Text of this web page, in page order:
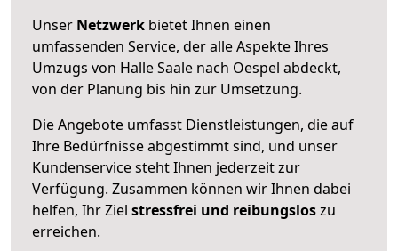
Unser Netzwerk bietet Ihnen einen
umfassenden Service, der alle Aspekte Ihres
Umzugs von Halle Saale nach Oespel abdeckt,
von der Planung bis hin zur Umsetzung.
Die Angebote umfasst Dienstleistungen, die auf
Ihre Bedürfnisse abgestimmt sind, und unser
Kundenservice steht Ihnen jederzeit zur
Verfügung. Zusammen können wir Ihnen dabei
helfen, Ihr Ziel stressfrei und reibungsloszu
erreichen.